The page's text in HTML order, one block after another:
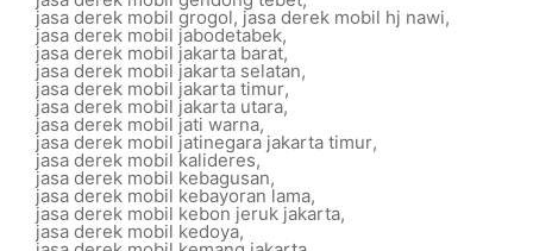
jasa derek mobil grogol, jasa derek mobil hj nawi,
jasa derek mobil jabodetabek,
jasa derek mobil jakarta barat,
jasa derek mobil jakarta selatan,
jasa derek mobil jakarta timur,
jasa derek mobil jakarta utara,
jasa derek mobil jati warna,
jasa derek mobil jatinegara jakarta timur,
jasa derek mobil kalideres,
jasa derek mobil kebagusan,
jasa derek mobil kebayoran lama,
jasa derek mobil kebon jeruk jakarta,
jasa derek mobil kedoya,